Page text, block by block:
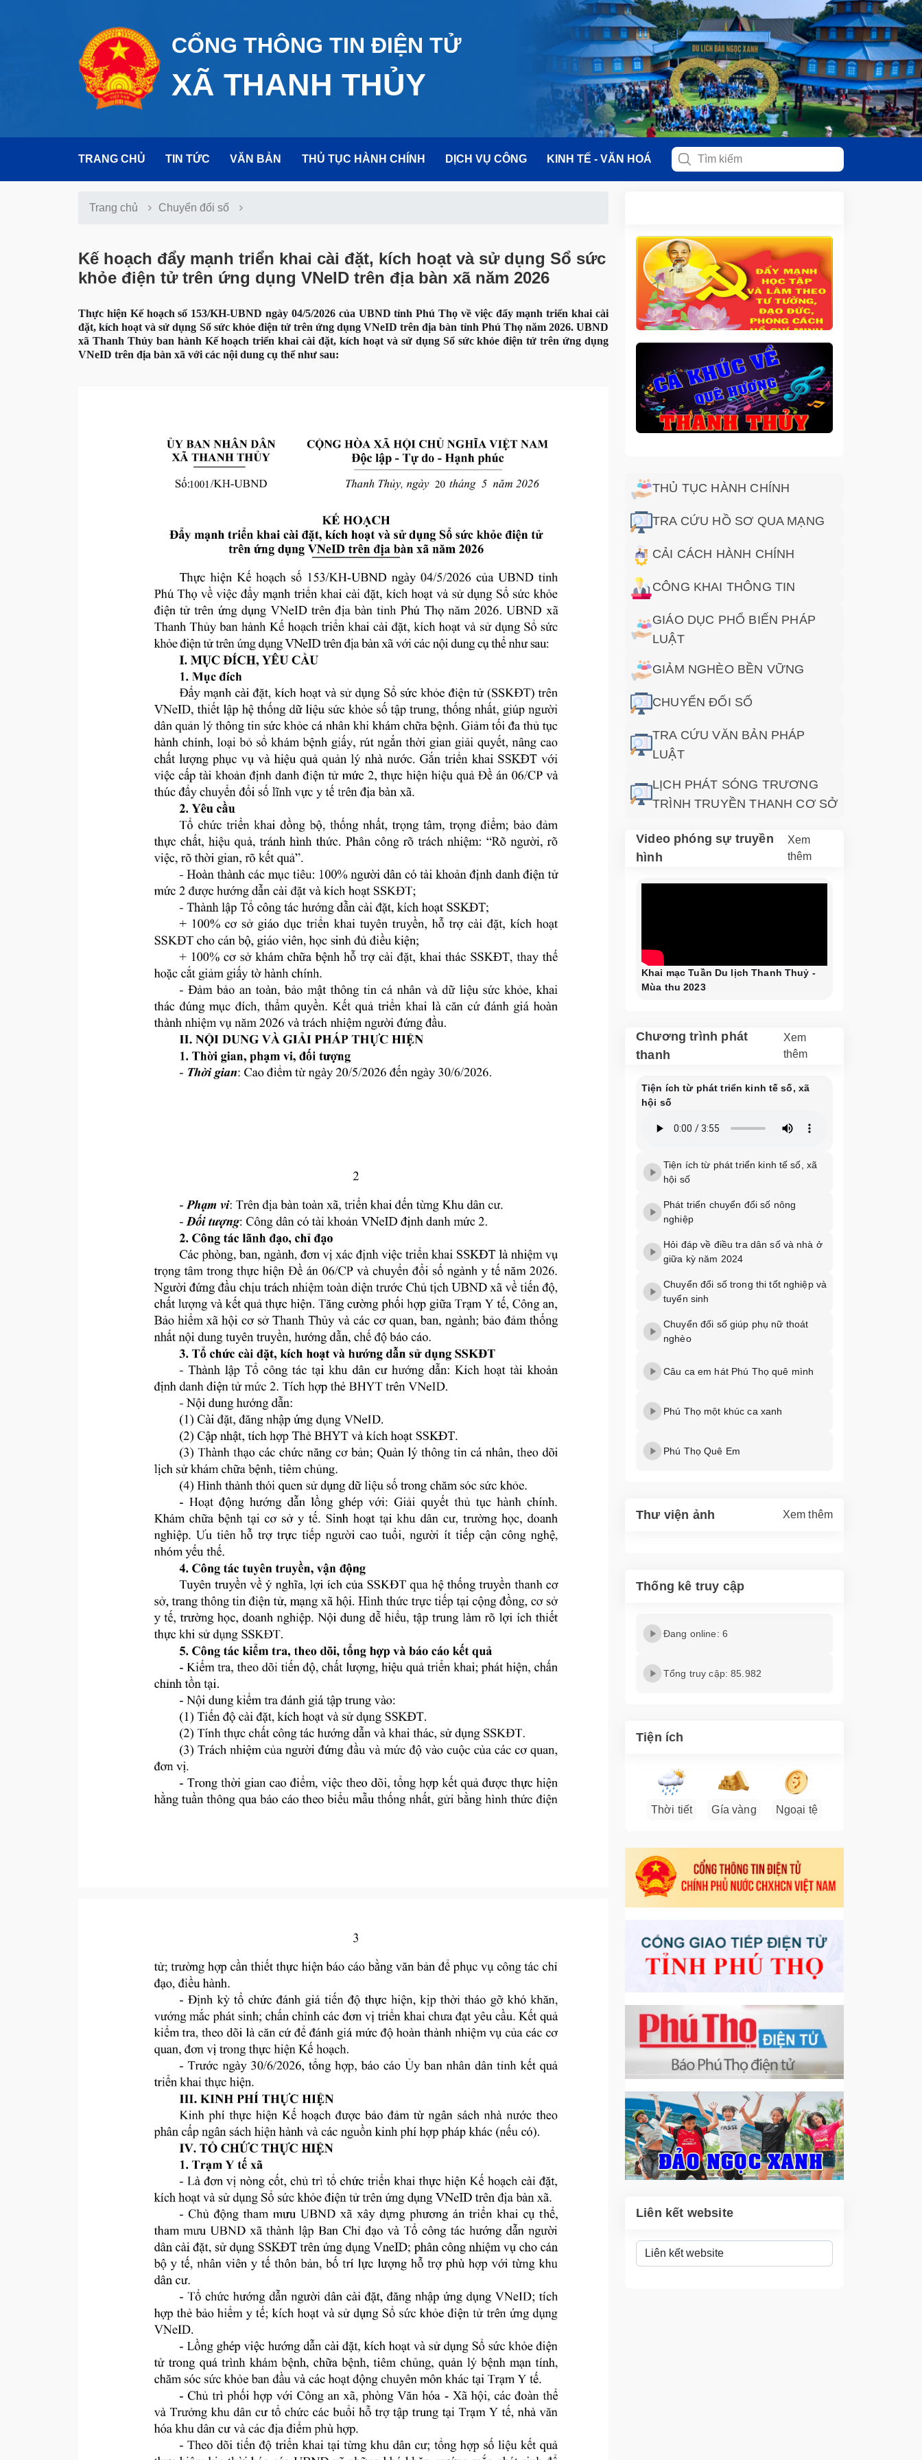
CỔNG THÔNG TIN ĐIỆN TỬ
XÃ THANH THỦY
TRANG CHỦ TIN TỨC VĂN BẢN THỦ TỤC HÀNH CHÍNH DỊCH VỤ CÔNG KINH TẾ - VĂN HOÁ
Trang chủ Chuyển đổi số
Kế hoạch đẩy mạnh triển khai cài đặt, kích hoạt và sử dụng Sổ sức
khỏe điện tử trên ứng dụng VNeID trên địa bàn xã năm 2026
Thực hiện Kế hoạch số 153/KH-UBND ngày 04/5/2026 của UBND tỉnh Phú Thọ về việc đẩy mạnh triển khai cài
đặt, kích hoạt và sử dụng Sổ sức khỏe điện tử trên ứng dụng VNeID trên địa bàn tỉnh Phú Thọ năm 2026. UBND
xã Thanh Thủy ban hành Kế hoạch triển khai cài đặt, kích hoạt và sử dụng Sổ sức khỏe điện tử trên ứng dụng
VNeID trên địa bàn xã với các nội dung cụ thể như sau:
THỦ TỤC HÀNH CHÍNH
TRA CỨU HỒ SƠ QUA MẠNG
CẢI CÁCH HÀNH CHÍNH
CÔNG KHAI THÔNG TIN
GIÁO DỤC PHỔ BIẾN PHÁP
LUẬT
GIẢM NGHÈO BỀN VỮNG
CHUYỂN ĐỔI SỐ
TRA CỨU VĂN BẢN PHÁP
LUẬT
LỊCH PHÁT SÓNG TRƯƠNG
TRÌNH TRUYỀN THANH CƠ SỞ
Video phóng sự truyền
hình
Xem
thêm
Khai mạc Tuần Du lịch Thanh Thuỷ -
Mùa thu 2023
Chương trình phát
thanh
Xem
thêm
Tiện ích từ phát triển kinh tế số, xã
hội số
Tiện ích từ phát triển kinh tế số, xã
hội số
Phát triển chuyển đổi số nông
nghiệp
Hỏi đáp về điều tra dân số và nhà ở
giữa kỳ năm 2024
Chuyển đổi số trong thi tốt nghiệp và
tuyển sinh
Chuyển đối số giúp phụ nữ thoát
nghèo
Câu ca em hát Phú Thọ quê mình
Phú Thọ một khúc ca xanh
Phú Thọ Quê Em
Thư viện ảnh Xem thêm
Thống kê truy cập
Đang online: 6
Tổng truy cập: 85.982
Tiện ích
Thời tiết Gía vàng Ngoại tệ
Liên kết website